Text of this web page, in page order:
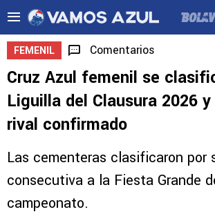
FEMENIL Comentarios
Cruz Azul femenil se
Liguilla del Clausura 2026
rival confirmado
Las cementeras clasificaron por
consecutiva a la Fiesta Grande
campeonato.